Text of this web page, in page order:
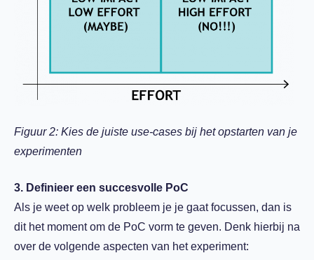
Figuur 2: Kies de juiste use-cases bij het opstarten van je
experimenten
3. Definieer een succesvolle PoC
Als je weet op welk probleem je je gaat focussen, dan is
dit het moment om de PoC vorm te geven. Denk hierbij na
over de volgende aspecten van het experiment: